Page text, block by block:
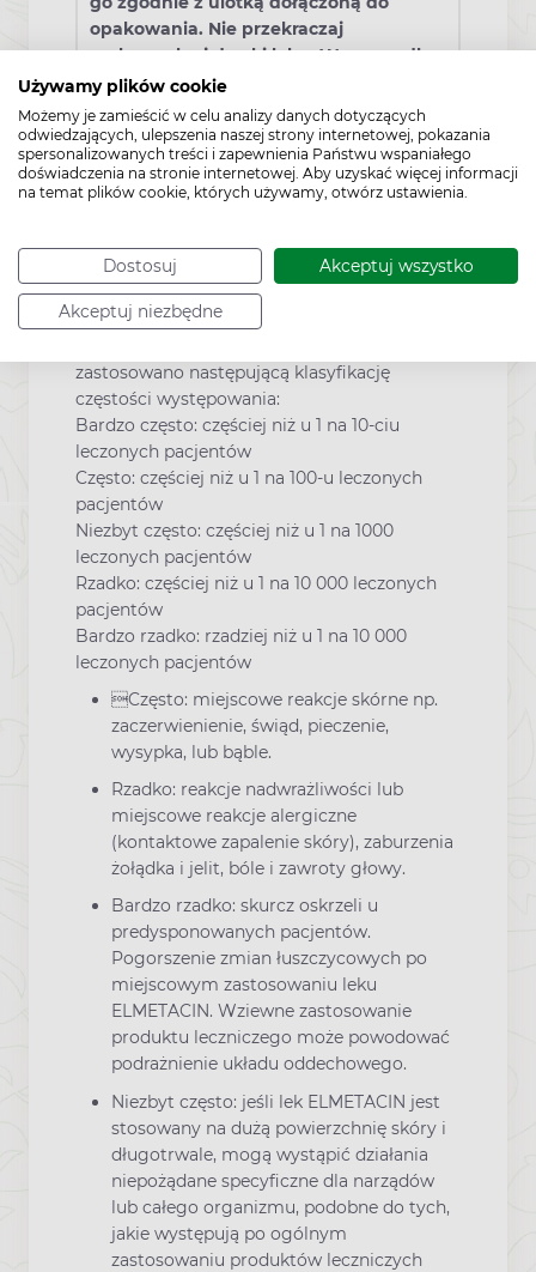
Używamy plików cookie
Możemy je zamieścić w celu analizy danych dotyczących
odwiedzających, ulepszenia naszej strony internetowej, pokazania
spersonalizowanych treści i zapewnienia Państwu wspaniałego
doświadczenia na stronie internetowej. Aby uzyskać więcej informacji
na temat plików cookie, których używamy, otwórz ustawienia.
Dostosuj Akceptuj wszystko
Akceptuj niezbędne
opakowania. Nie przekraczaj
maksymalnej dawki leku. W przypadku
wątpliwości skonsultuj się z lekarzem
lub farmaceutą.
Działania niepożądane
Jak każdy lek, lek ten może powodować
działania niepożądane, chociaż nie u każdego
one wystąpią.
zastosowano następującą klasyfikację
częstości występowania:
Bardzo często: częściej niż u 1 na 10-ciu
leczonych pacjentów
Często: częściej niż u 1 na 100-u leczonych
pacjentów
Niezbyt często: częściej niż u 1 na 1000
leczonych pacjentów
Rzadko: częściej niż u 1 na 10 000 leczonych
pacjentów
Bardzo rzadko: rzadziej niż u 1 na 10 000
leczonych pacjentów
Często: miejscowe reakcje skórne np.
zaczerwienienie, świąd, pieczenie,
wysypka, lub bąble.
Rzadko: reakcje nadwrażliwości lub
miejscowe reakcje alergiczne
(kontaktowe zapalenie skóry), zaburzenia
żołądka i jelit, bóle i zawroty głowy.
Bardzo rzadko: skurcz oskrzeli u
predysponowanych pacjentów.
Pogorszenie zmian łuszczycowych po
miejscowym zastosowaniu leku
ELMETACIN. Wziewne zastosowanie
produktu leczniczego może powodować
podrażnienie układu oddechowego.
Niezbyt często: jeśli lek ELMETACIN jest
stosowany na dużą powierzchnię skóry i
długotrwale, mogą wystąpić działania
niepożądane specyficzne dla narządów
lub całego organizmu, podobne do tych,
jakie występują po ogólnym
zastosowaniu produktów leczniczych